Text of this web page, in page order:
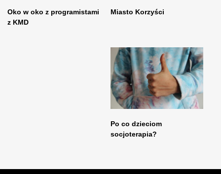
Miasto Korzyści
Oko w oko z programistami
z KMD
Po co dzieciom
socjoterapia?